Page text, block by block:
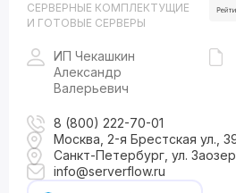
СЕРВЕРНЫЕ КОМПЛЕКТУЩИЕ
И ГОТОВЫЕ СЕРВЕРЫ
ИП Чекашкин
Александр
Валерьевич
8 (800) 222-70-01
Москва, 2-я Брестская ул.,
Санкт-Петербург, ул.
info@serverflow.ru